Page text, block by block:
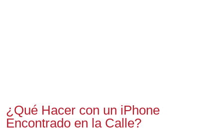
¿Qué Hacer con un iPhone
Encontrado en la Calle?